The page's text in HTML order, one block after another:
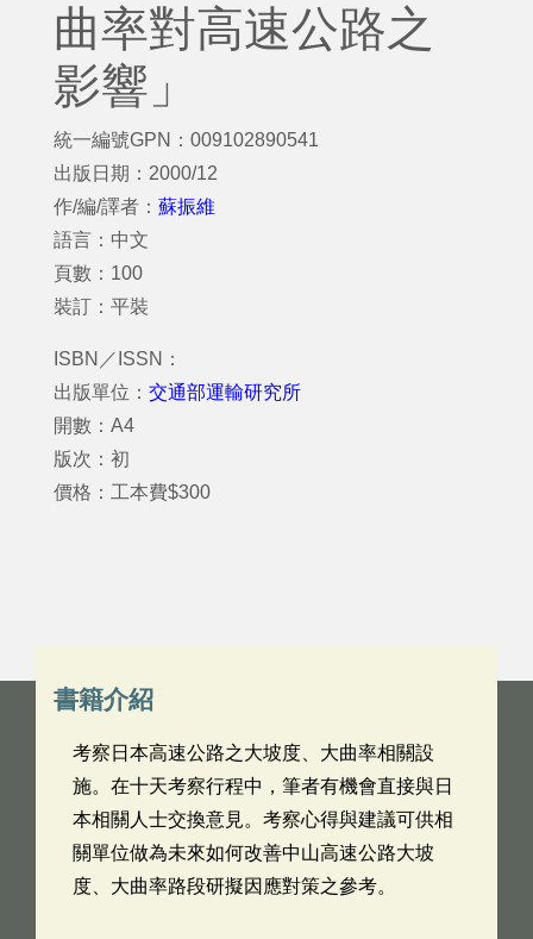
曲率對高速公路之
影響」
統一編號GPN：009102890541
出版日期：2000/12
作/編/譯者： 蘇振維
語言：中文
頁數：100
裝訂：平裝
ISBN／ISSN：
出版單位： 交通部運輸研究所
開數：A4
版次：初
價格：工本費$300
書籍介紹
考察日本高速公路之大坡度、大曲率相關設
施。在十天考察行程中，筆者有機會直接與日
本相關人士交換意見。考察心得與建議可供相
關單位做為未來如何改善中山高速公路大坡
度、大曲率路段研擬因應對策之參考。